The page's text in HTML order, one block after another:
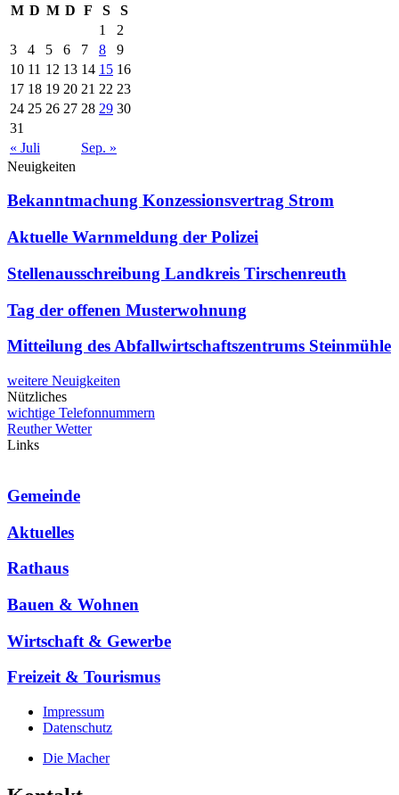
M D M D F S
S
1
2
3
4 5 6 7 8
9
10 11 12 13 14 15 16
17 18 19 20 21 22 23
24 25 26 27 28 29 30
31
« Juli
Sep. »
Neuigkeiten
Bekanntmachung Konzessionsvertrag Strom
Aktuelle Warnmeldung der Polizei
Stellenausschreibung Landkreis Tirschenreuth
Tag der offenen Musterwohnung
Mitteilung des Abfallwirtschaftszentrums Steinmühle
weitere Neuigkeiten
Nützliches
wichtige Telefonnummern
Reuther Wetter
Links
Gemeinde
Aktuelles
Rathaus
Bauen & Wohnen
Wirtschaft & Gewerbe
Freizeit & Tourismus
Impressum
Datenschutz
Die Macher